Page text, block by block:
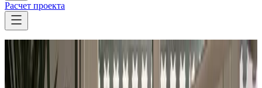
Расчет проекта
LIMEX
Metalarte
Lazaro Rosa Violàn
Напольные светильники